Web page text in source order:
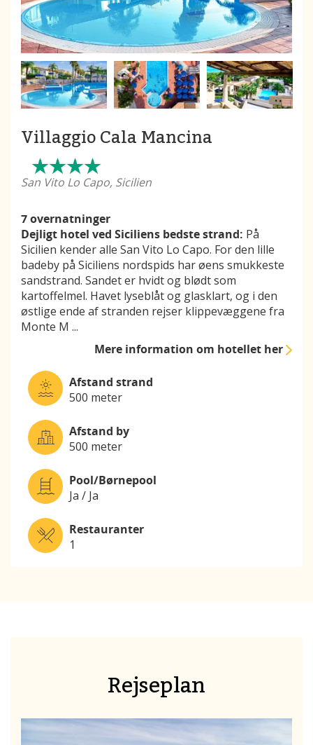
Villaggio Cala Mancina
San Vito Lo Capo, Sicilien
7 overnatninger
Dejligt hotel ved Siciliens bedste strand: På
Sicilien kender alle San Vito Lo Capo. For den lille
badeby på Siciliens nordspids har øens smukkeste
sandstrand. Sandet er hvidt og blødt som
kartoffelmel. Havet lyseblåt og glasklart, og i den
østlige ende af stranden rejser klippevæggene fra
Monte M ...
Mere informationom hotellet her
Afstand strand
500 meter
Afstand by
500 meter
Pool/Børnepool
Ja / Ja
Restauranter
1
Rejseplan